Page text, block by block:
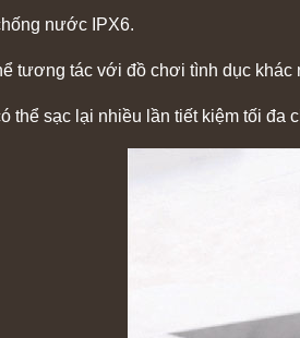
nước IPX6.
tương tác với đồ chơi tình dục khác
thể sạc lại nhiều lần tiết kiệm tối đa